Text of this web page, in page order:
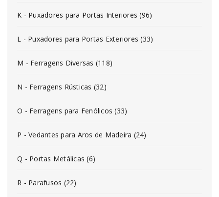
K - Puxadores para Portas Interiores (96)
L - Puxadores para Portas Exteriores (33)
M - Ferragens Diversas (118)
N - Ferragens Rústicas (32)
O - Ferragens para Fenólicos (33)
P - Vedantes para Aros de Madeira (24)
Q - Portas Metálicas (6)
R - Parafusos (22)